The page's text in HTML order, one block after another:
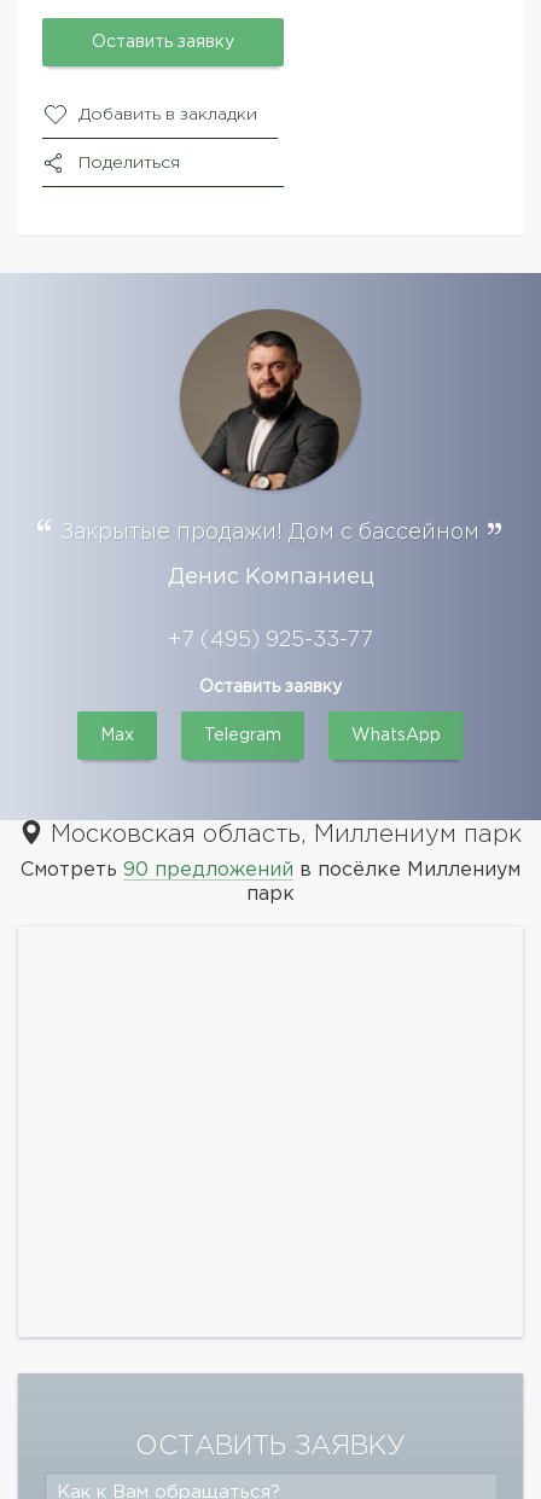
Оставить заявку
Добавить в закладки
Поделиться
Закрытые продажи! Дом с бассейном
Денис Компаниец
+7 (495) 925-33-77
Оставить заявку
Max Telegram WhatsApp
Московская область, Миллениум парк
Смотреть 90 предложений в посёлке Миллениум
парк
ОСТАВИТЬ ЗАЯВКУ
Как к Вам обращаться?